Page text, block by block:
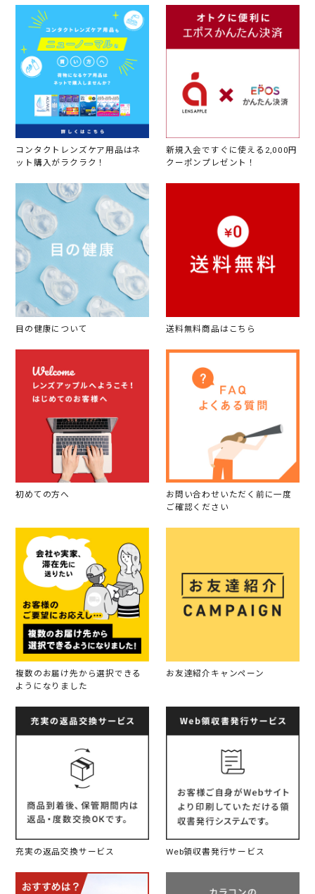
コンタクトレンズケア用品はネ
ット購入がラクラク！
新規入会ですぐに使える2,000円
クーポンプレゼント！
目の健康について 送料無料商品はこちら
初めての方へ
お問い合わせいただく前に一度
ご確認ください
複数のお届け先から選択できる
ようになりました
お友達紹介キャンペーン
充実の返品交換サービス Web領収書発行サービス